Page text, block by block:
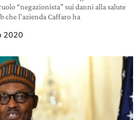
“negazionista” sui danni alla salute
che l’azienda Caffaro ha
2020